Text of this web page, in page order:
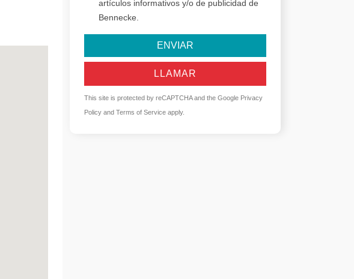
artículos informativos y/o de publicidad de
Bennecke.
ENVIAR
LLAMAR
This site is protected by reCAPTCHA and the Google Privacy
Policy andTerms of Service apply.